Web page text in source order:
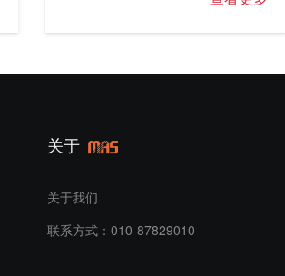
关于
关于我们
联系方式：010-87829010